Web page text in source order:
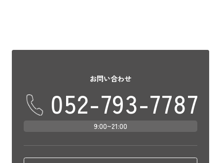
お問い合わせ
052-793-7787
9:00~21:00